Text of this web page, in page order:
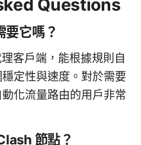
Questions
它嗎？
客戶端，能根據規則自
定性與速度。對於需要
化流量路由的用戶非常
節點？